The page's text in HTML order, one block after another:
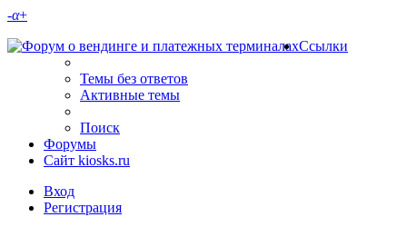
-α+
Ссылки
Темы без ответов
Активные темы
Поиск
Форумы
Сайт kiosks.ru
Вход
Регистрация